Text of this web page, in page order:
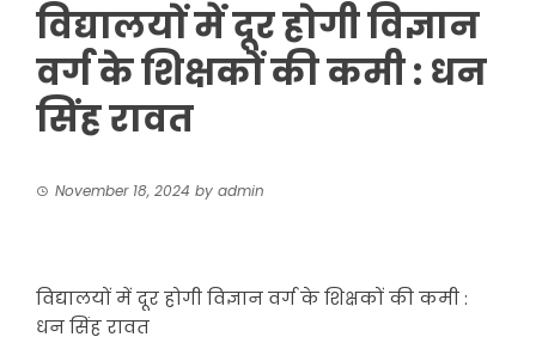
विद्यालयों में दूर होगी विज्ञान
वर्ग के शिक्षकों की कमी : धन
सिंह रावत
November 18, 2024 by admin
विद्यालयों में दूर होगी विज्ञान वर्ग के शिक्षकों की कमी :
धन सिंह रावत